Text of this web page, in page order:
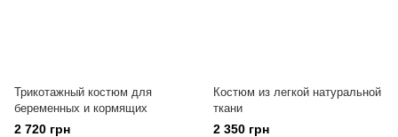
Трикотажный костюм для
беременных и кормящих
2 720 грн
Костюм из легкой натуральной
ткани
2 350 грн